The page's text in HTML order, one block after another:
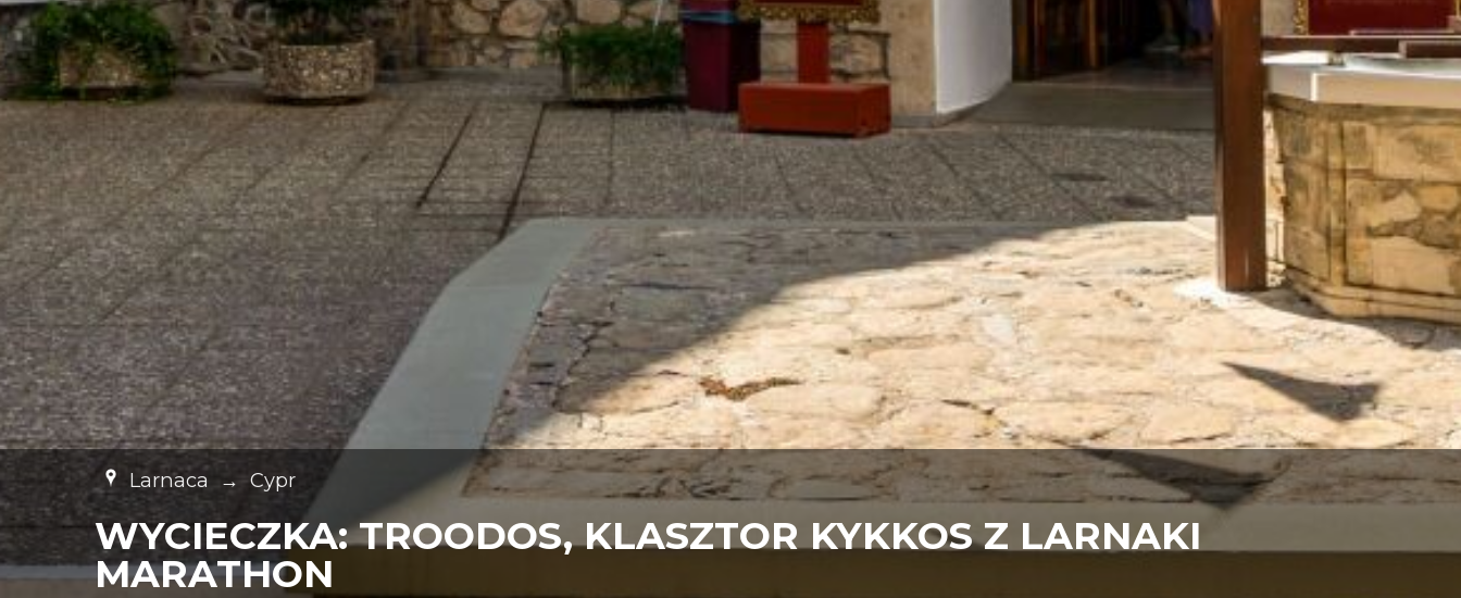
Larnaca → Cypr
WYCIECZKA: TROODOS, KLASZTOR KYKKOS Z LARNAKI
MARATHON